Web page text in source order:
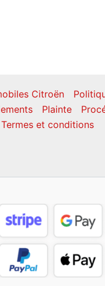
Citroën
Plainte
Termes et conditions